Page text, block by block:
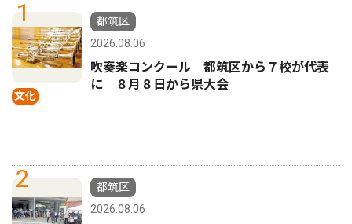
1
文化
都筑区
2026.08.06
吹奏楽コンクール 都筑区から７校が代表
に ８月８日から県大会
2
都筑区
2026.08.06